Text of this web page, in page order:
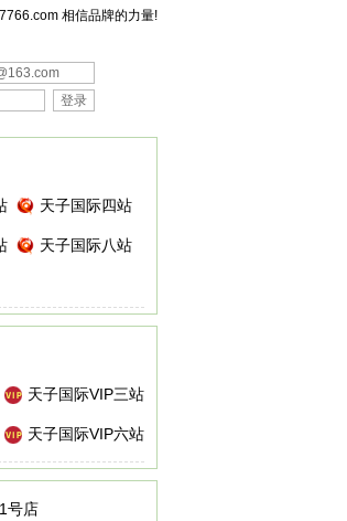
相信品牌的力量!
天子国际四站
天子国际八站
天子国际VIP三站
天子国际VIP六站
1号店